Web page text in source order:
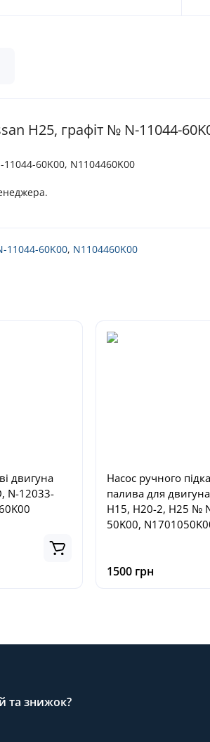
H25, графіт № N-11044-
60K00, N1104460K00
11044-60K00, N1104460K00
двигуна
N-12033-
Насос ручного
палива для
H15, H20-2, H25 №
50K00,
1500 грн
та знижок?